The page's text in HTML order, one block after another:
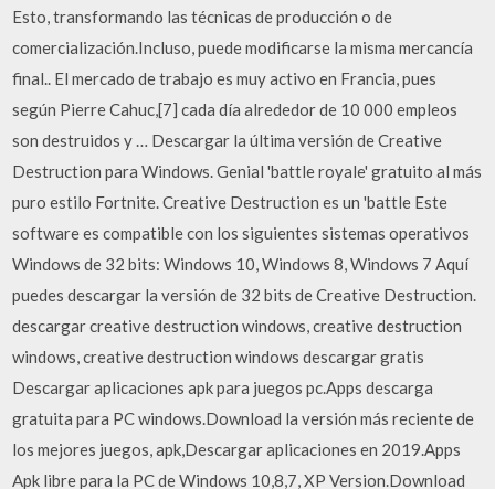
Esto, transformando las técnicas de producción o de
comercialización.Incluso, puede modificarse la misma mercancía
final.. El mercado de trabajo es muy activo en Francia, pues
según Pierre Cahuc,[7] cada día alrededor de 10 000 empleos
son destruidos y … Descargar la última versión de Creative
Destruction para Windows. Genial 'battle royale' gratuito al más
puro estilo Fortnite. Creative Destruction es un 'battle Este
software es compatible con los siguientes sistemas operativos
Windows de 32 bits: Windows 10, Windows 8, Windows 7 Aquí
puedes descargar la versión de 32 bits de Creative Destruction.
descargar creative destruction windows, creative destruction
windows, creative destruction windows descargar gratis
Descargar aplicaciones apk para juegos pc.Apps descarga
gratuita para PC windows.Download la versión más reciente de
los mejores juegos, apk,Descargar aplicaciones en 2019.Apps
Apk libre para la PC de Windows 10,8,7, XP Version.Download